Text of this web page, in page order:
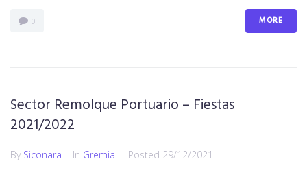
0 MORE
Sector Remolque Portuario – Fiestas
2021/2022
By Siconara In Gremial Posted 29/12/2021